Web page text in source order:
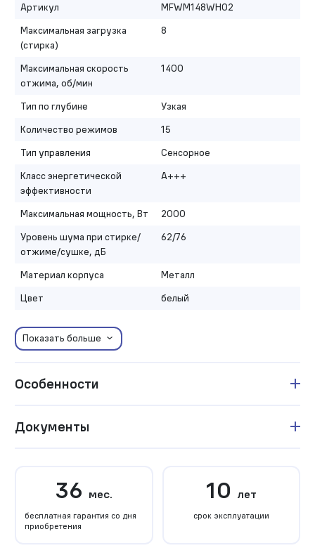
Артикул
MFWM148WH02
Максимальная загрузка
(стирка)
8
Максимальная скорость
отжима, об/мин
1400
Тип по глубине
Узкая
Количество режимов
15
Тип управления
Сенсорное
Класс энергетической
эффективности
A+++
Максимальная мощность, Вт
2000
Уровень шума при стирке/
отжиме/сушке, дБ
62/76
Материал корпуса
Металл
Цвет
белый
Показать больше
Особенности
Документы
36 мес.
бесплатная гарантия со дня
приобретения
10 лет
срок эксплуатации